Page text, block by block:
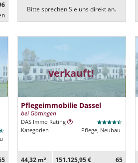
Bitte sprechen Sie uns direkt an.
verkauft!
Pflegeimmobilie Dassel
bei Göttingen
DAS Immo Rating
Kategorien
Pflege, Neubau
44,32 m²
151.125,95 €
65